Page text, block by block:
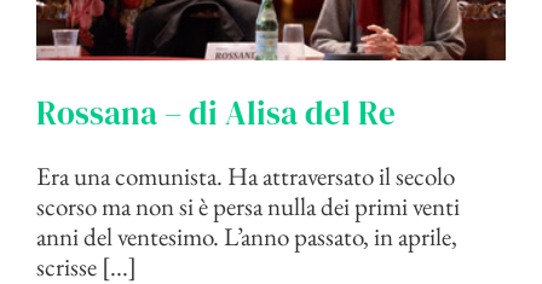
Rossana – di Alisa del Re
Era una comunista. Ha attraversato il secolo
scorso ma non si è persa nulla dei primi venti
anni del ventesimo. L’anno passato, in aprile,
scrisse [...]